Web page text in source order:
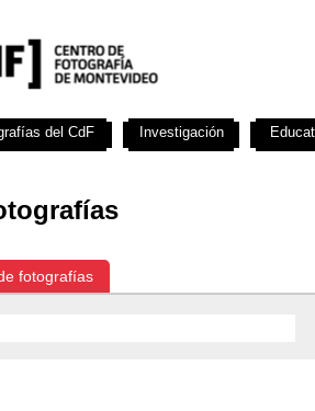
fotografías
del CdF Investigación